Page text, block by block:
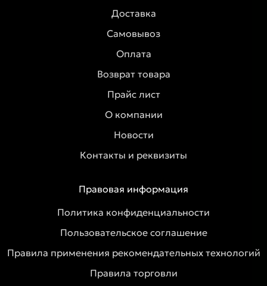
Доставка
Самовывоз
Оплата
Возврат товара
Прайс лист
О компании
Новости
Контакты и реквизиты
Правовая информация
Политика конфиденциальности
Пользовательское соглашение
Правила применения рекомендательных технологий
Правила торговли